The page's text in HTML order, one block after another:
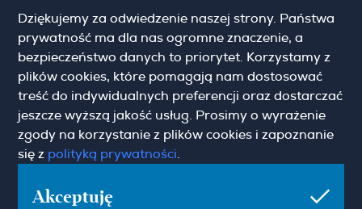
Dziękujemy za odwiedzenie naszej strony. Państwa
prywatność ma dla nas ogromne znaczenie, a
bezpieczeństwo danych to priorytet. Korzystamy z
plików cookies, które pomagają nam dostosować
treść do indywidualnych preferencji oraz dostarczać
jeszcze wyższą jakość usług. Prosimy o wyrażenie
zgody na korzystanie z plików cookies i zapoznanie
się z polityką prywatności
Akceptuję